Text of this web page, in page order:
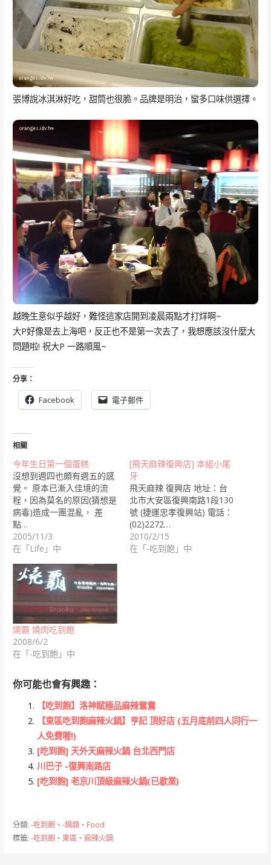
張博說冰淇淋好吃，甜筒也很脆。品牌是明治，蠻多口味供選擇。
越晚生意似乎越好，難怪這家店開到凌晨兩點才打烊啊~
大P好像是去上海吧，反正也不是第一次去了，我想應該沒什麼大
問題啦! 祝大P 一路順風~
分享：
Facebook 電子郵件
相關
今年生日第一個蛋糕
沒想到週四也頗有週五的感
覺。 原本已漸入佳境的流
程，因為莫名的原因(猜想是
病毒)造成一團混亂， 差
點…
2005/11/3
在「Life」中
[飛天麻辣復興店] 本組小尾
牙
飛天麻辣 復興店 地址：台
北市大安區復興南路1段130
號 (捷運忠孝復興站) 電話：
(02)2272…
2010/2/15
在「-吃到飽」中
燒霸 燒肉吃到飽
2008/6/2
在「-吃到飽」中
你可能也會有興趣：
【吃到飽】洛神賦極品麻辣鴛鴦
【東區吃到飽麻辣火鍋】亨記 頂好店 (五月底前四人同行一
人免費喔!)
[吃到飽] 天外天麻辣火鍋 台北西門店
川巴子 -復興南路店
[吃到飽] 老京川頂級麻辣火鍋(已歇業)
分類: -吃到飽、 -鍋類、 Food
標籤: -吃到飽、 東區、 麻辣火鍋